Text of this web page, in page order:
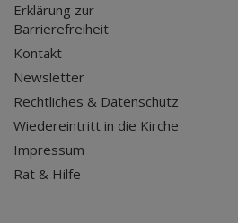
Erklärung zur
Barrierefreiheit
Kontakt
Newsletter
Rechtliches & Datenschutz
Wiedereintritt in die Kirche
Impressum
Rat & Hilfe